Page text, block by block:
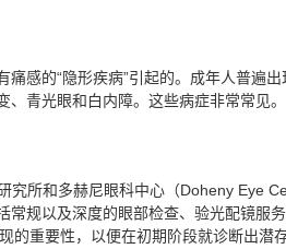
痛感的“隐形疾病”引起的。成年人普遍
、青光眼和白内障。这些病症非常常见
究所和多赫尼眼科中心（Doheny Eye
常规以及深度的眼部检查、验光配镜服
的重要性，以便在初期阶段就诊断出潜